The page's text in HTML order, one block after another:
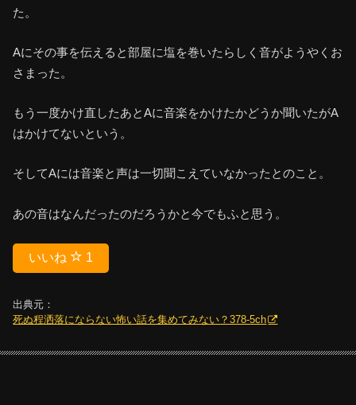
た。
Aにその事を伝えると部屋に塩を巻いたらしく音がようやくお
さまった。
もう一度かけ直したあとAに音楽をかけたかどうか聞いたがA
はかけてないという。
そしてAには音楽と声は一切聞こえていなかったとのこと。
あの音はなんだったのだろうかと今でもふと思う。
いいね 1
出典元：
死ぬ程洒落にならない怖い話を集めてみない？378-5ch